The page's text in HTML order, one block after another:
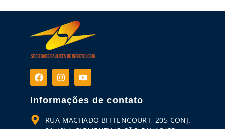
Informações de contato
RUA MACHADO BITTENCOURT, 205 CONJ.